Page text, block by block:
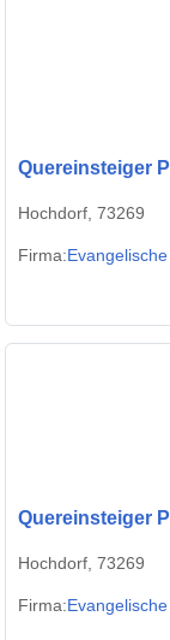
Quereinsteiger
Hochdorf, 73269
Firma:
Quereinsteiger
Hochdorf, 73269
Firma: